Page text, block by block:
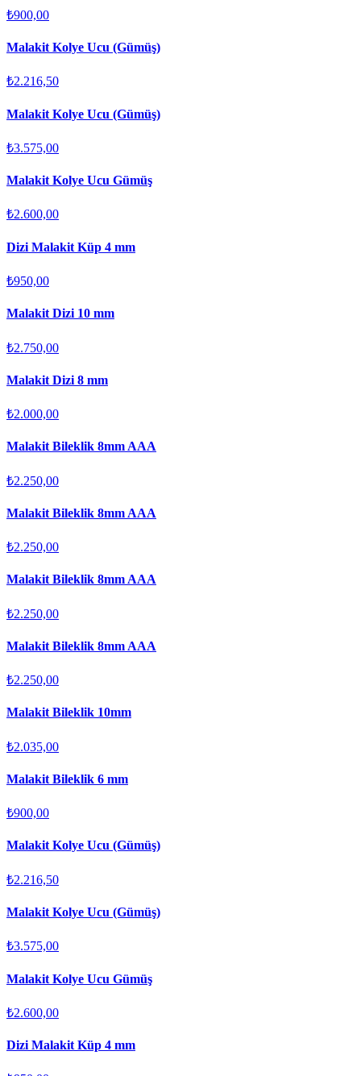
₺900,00
Malakit Kolye Ucu (Gümüş)
₺2.216,50
Malakit Kolye Ucu (Gümüş)
₺3.575,00
Malakit Kolye Ucu Gümüş
₺2.600,00
Dizi Malakit Küp 4 mm
₺950,00
Malakit Dizi 10 mm
₺2.750,00
Malakit Dizi 8 mm
₺2.000,00
Malakit Bileklik 8mm AAA
₺2.250,00
Malakit Bileklik 8mm AAA
₺2.250,00
Malakit Bileklik 8mm AAA
₺2.250,00
Malakit Bileklik 8mm AAA
₺2.250,00
Malakit Bileklik 10mm
₺2.035,00
Malakit Bileklik 6 mm
₺900,00
Malakit Kolye Ucu (Gümüş)
₺2.216,50
Malakit Kolye Ucu (Gümüş)
₺3.575,00
Malakit Kolye Ucu Gümüş
₺2.600,00
Dizi Malakit Küp 4 mm